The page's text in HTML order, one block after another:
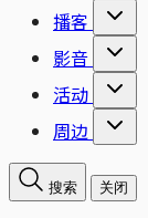
播客
影音
活动
周边
搜索 关闭